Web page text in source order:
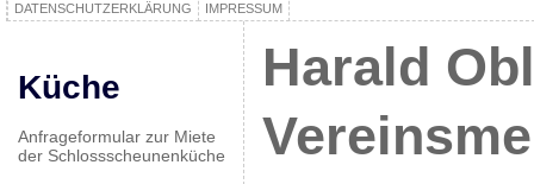
DATENSCHUTZERKLÄRUNG
IMPRESSUM
Küche
Anfrageformular zur Miete
der Schlossscheunenküche
Harald